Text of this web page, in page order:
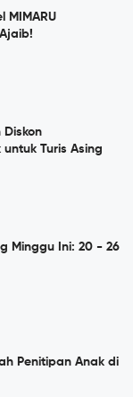
MIMARU
Diskon
Turis Asing
Minggu Ini: 20 - 26
Penitipan Anak di